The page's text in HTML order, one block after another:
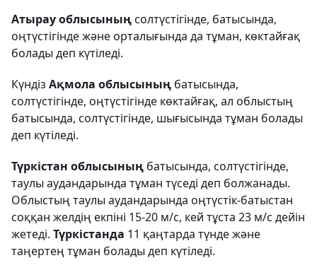
Атырау облысыныңсолтүстігінде, батысында,
оңтүстігінде және орталығында да тұман, көктайғақ
болады деп күтіледі.
Күндіз Ақмола облысының батысында,
солтүстігінде, оңтүстігінде көктайғақ, ал облыстың
батысында, солтүстігінде, шығысында тұман болады
деп күтіледі.
Түркістан облысының батысында, солтүстігінде,
таулы аудандарында тұман түседі деп болжанады.
Облыстың таулы аудандарында оңтүстік-батыстан
соққан желдің екпіні 15-20 м/с, кей тұста 23 м/с дейін
жетеді. Түркістанда 11 қаңтарда түнде және
таңертең тұман болады деп күтіледі.